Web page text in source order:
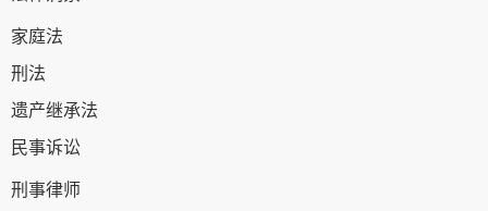
家庭法
刑法
遗产继承法
民事诉讼
刑事律师